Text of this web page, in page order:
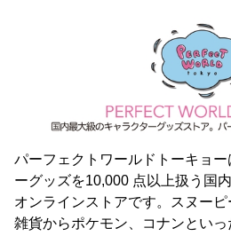
パーフェクトワールドトーキョ
ーグッズを10,000 点以上扱う国
オンラインストアです。スヌー
雑貨からポケモン、コナンとい